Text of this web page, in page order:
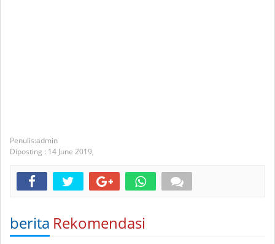
admin
Diposting : 14 June 2019,
berita Rekomendasi